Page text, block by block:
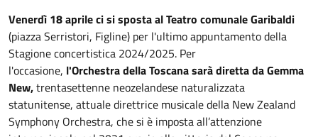
Venerdì 18 aprile ci si sposta al Teatro comunale Garibaldi
(piazza Serristori, Figline) per l'ultimo appuntamento della
Stagione concertistica 2024/2025. Per
l'occasione, l'Orchestra della Toscana sarà diretta da Gemma
New,trentasettenne neozelandese naturalizzata
statunitense, attuale direttrice musicale della New Zealand
Symphony Orchestra, che si è imposta all’attenzione